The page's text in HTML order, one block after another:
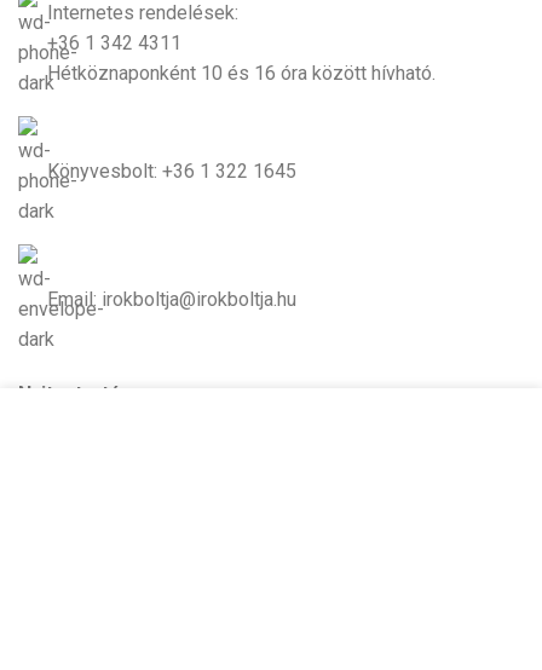
Internetes rendelések:
+36 1 342 4311
Hétköznaponként 10 és 16 óra között hívható.
Könyvesbolt: +36 1 322 1645
Email: irokboltja@irokboltja.hu
Nyitvatartás: